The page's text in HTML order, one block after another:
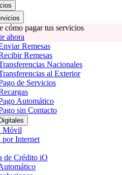
cómo pagar tus servicios
ahora
Remesas
Remesas
Nacionales
al Exterior
de Servicios
Automático
sin Contacto
Móvil
por Internet
de Crédito iO